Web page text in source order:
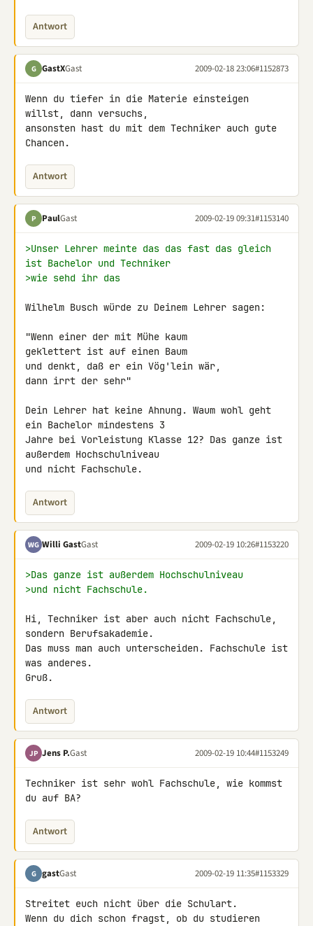
Antwort
G GastXGast 2009-02-18 23:06#1152873
Wenn du tiefer in die Materie einsteigen
willst, dann versuchs,
ansonsten hast du mit dem Techniker auch gute
Chancen.
Antwort
P PaulGast 2009-02-19 09:31#1153140
>Unser Lehrer meinte das das fast das gleich
ist Bachelor und Techniker
>wie sehd ihr das
Wilhelm Busch würde zu Deinem Lehrer sagen:
"Wenn einer der mit Mühe kaum
geklettert ist auf einen Baum
und denkt, daß er ein Vög'lein wär,
dann irrt der sehr"
Dein Lehrer hat keine Ahnung. Waum wohl geht
ein Bachelor mindestens 3
Jahre bei Vorleistung Klasse 12? Das ganze ist
außerdem Hochschulniveau
und nicht Fachschule.
Antwort
WG Willi GastGast 2009-02-19 10:26#1153220
>Das ganze ist außerdem Hochschulniveau
>und nicht Fachschule.
Hi, Techniker ist aber auch nicht Fachschule,
sondern Berufsakademie.
Das muss man auch unterscheiden. Fachschule ist
was anderes.
Gruß.
Antwort
JP Jens P.Gast 2009-02-19 10:44#1153249
Techniker ist sehr wohl Fachschule, wie kommst
du auf BA?
Antwort
G gastGast 2009-02-19 11:35#1153329
Streitet euch nicht über die Schulart.
Wenn du dich schon fragst, ob du studieren